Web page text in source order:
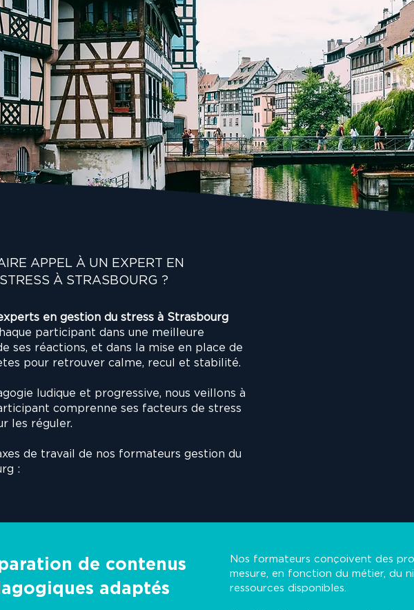
d’équipe.
offrent des résultats concrets,
dès le lendemain. Un ROI aussi humain
APPEL À UN EXPERT EN
À STRASBOURG ?
en gestion du stress à Strasbourg
participant dans une meilleure
ses réactions, et dans la mise en place de
pour retrouver calme, recul et stabilité.
ludique et progressive, nous veillons à
comprenne ses facteurs de stress
les réguler.
de travail de nos formateurs gestion du
:
de contenus
adaptés
Nos formateurs conçoivent des
mesure, en fonction du métier, du
ressources disponibles.